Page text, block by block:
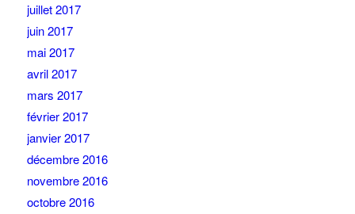
juillet 2017
juin 2017
mai 2017
avril 2017
mars 2017
février 2017
janvier 2017
décembre 2016
novembre 2016
octobre 2016